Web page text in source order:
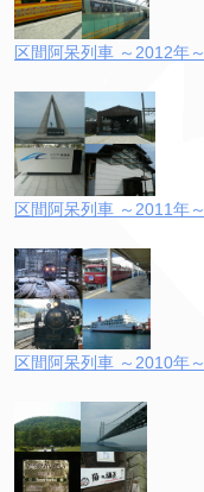
区間阿呆列車 ～2012年～
区間阿呆列車 ～2011年～
区間阿呆列車 ～2010年～